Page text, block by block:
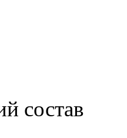
состав